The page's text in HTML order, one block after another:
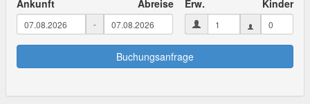
Ankunft Abreise
-
Erw. Kinder
Buchungsanfrage